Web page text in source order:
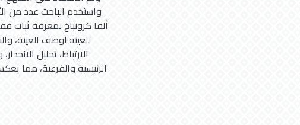
واستخدم الباحث عدد من
ألفا كرونباخ لمعرفة ثبات
للعينة لوصف العينة،
الارتباط، تحليل
الرئيسية والفرعية، مما